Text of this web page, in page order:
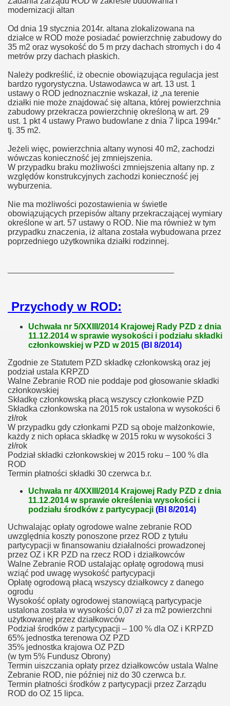
modernizacji altan
Od dnia 19 stycznia 2014r. altana zlokalizowana na
działce w ROD może posiadać powierzchnię zabudowy do
35 m2 oraz wysokość do 5 m przy dachach stromych i do 4
metrów przy dachach płaskich.
Należy podkreślić, iż obecnie obowiązująca regulacja jest
bardzo rygorystyczna. Ustawodawca w art. 13 ust. 1
ustawy o ROD jednoznacznie wskazał, iż „na terenie
działki nie może znajdować się altana, której powierzchnia
zabudowy przekracza powierzchnię określoną w art. 29
ust. 1 pkt 4 ustawy Prawo budowlane z dnia 7 lipca 1994r.”
tj. 35 m2.
Jeżeli więc, powierzchnia altany wynosi 40 m2, zachodzi
wówczas konieczność jej zmniejszenia.
W przypadku braku możliwości zmniejszenia altany np. z
względów konstrukcyjnych zachodzi konieczność jej
wyburzenia.
Nie ma możliwości pozostawienia w świetle
obowiązujących przepisów altany przekraczającej wymiary
określone w art. 57 ustawy o ROD. Nie ma również w tym
przypadku znaczenia, iż altana została wybudowana przez
poprzedniego użytkownika działki rodzinnej.
Przychody w ROD:
Uchwała nr 5/XXIII/2014 Krajowej Rady PZD z dnia
11.12.2014 w sprawie wysokości i podziału składki
członkowskiej w PZD w 2015 (BI 8/2014)
Zgodnie ze Statutem PZD składkę członkowską oraz jej
podział ustala KRPZD
Walne Zebranie ROD nie poddaje pod głosowanie składki
członkowskiej
Składkę członkowską płacą wszyscy członkowie PZD
Składka członkowska na 2015 rok ustalona w wysokości 6
zł/rok
W przypadku gdy członkami PZD są oboje małżonkowie,
każdy z nich opłaca składkę w 2015 roku w wysokości 3
zł/rok
Podział składki członkowskiej w 2015 roku – 100 % dla
ROD
Termin płatności składki 30 czerwca b.r.
Uchwała nr 4/XXIII/2014 Krajowej Rady PZD z dnia
11.12.2014 w sprawie określenia wysokości i
podziału środków z partycypacji (BI 8/2014)
Uchwalając opłaty ogrodowe walne zebranie ROD
uwzględnia koszty ponoszone przez ROD z tytułu
partycypacji w finansowaniu działalności prowadzonej
przez OZ i KR PZD na rzecz ROD i działkowców
Walne Zebranie ROD ustalając opłatę ogrodową musi
wziąć pod uwagę wysokość partycypacji
Opłatę ogrodową płacą wszyscy działkowcy z danego
ogrodu
Wysokość opłaty ogrodowej stanowiącą partycypacje
ustalona została w wysokości 0,07 zł za m2 powierzchni
użytkowanej przez działkowców
Podział środków z partycypacji – 100 % dla OZ i KRPZD
65% jednostka terenowa OZ PZD
35% jednostka krajowa OZ PZD
(w tym 5% Fundusz Obrony)
Termin uiszczania opłaty przez działkowców ustala Walne
Zebranie ROD, nie później niż do 30 czerwca b.r.
Termin płatności środków z partycypacji przez Zarządu
ROD do OZ 15 lipca.